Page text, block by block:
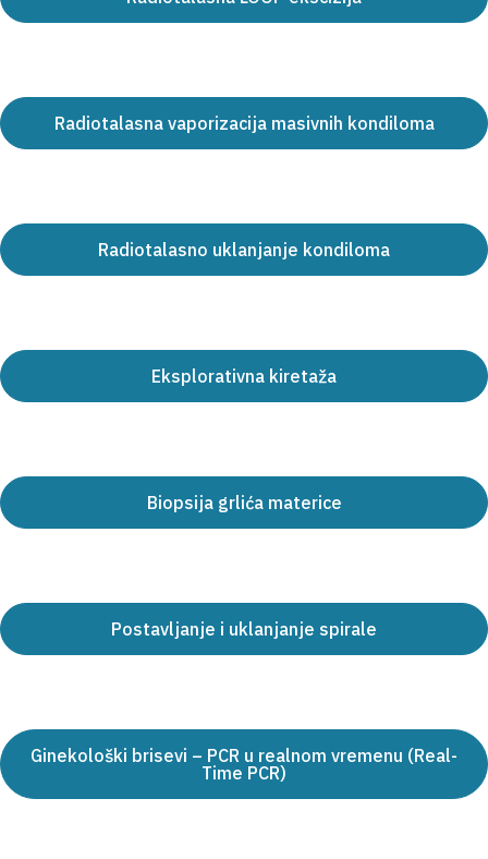
Radiotalasna vaporizacija masivnih kondiloma
Radiotalasno uklanjanje kondiloma
Eksplorativna kiretaža
Biopsija grlića materice
Postavljanje i uklanjanje spirale
Ginekološki brisevi – PCR u realnom vremenu (Real-
Time PCR)